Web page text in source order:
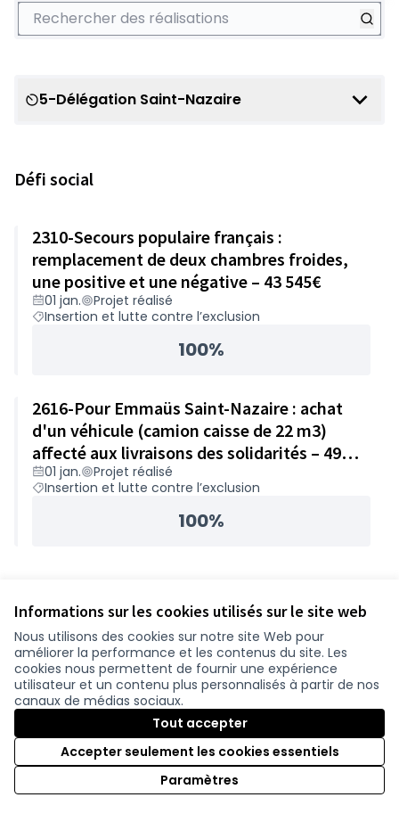
Informations sur les cookies utilisés sur le site web
Nous utilisons des cookies sur notre site Web pour
améliorer la performance et les contenus du site. Les
cookies nous permettent de fournir une expérience
utilisateur et un contenu plus personnalisés à partir de nos
canaux de médias sociaux.
Tout accepter
Accepter seulement les cookies essentiels
Paramètres
Rechercher des réalisations
Scope
5-Délégation Saint-Nazaire
Défi social
2310-Secours populaire français :
remplacement de deux chambres froides,
une positive et une négative – 43 545€
01 jan.
Projet réalisé
Insertion et lutte contre l’exclusion
100%
2616-Pour Emmaüs Saint-Nazaire : achat
d'un véhicule (camion caisse de 22 m3)
affecté aux livraisons des solidarités – 49
200€
01 jan.
Projet réalisé
Insertion et lutte contre l’exclusion
100%